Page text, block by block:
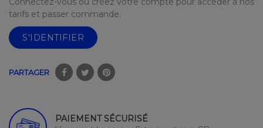
tarifs et passer commande.
S'IDENTIFIER
PARTAGER
PAIEMENT SÉCURISÉ